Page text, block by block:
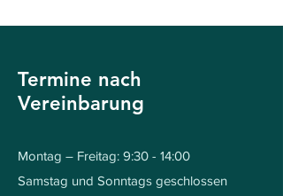
Termine nach
Vereinbarung
Montag – Freitag: 9:30 - 14:00
Samstag und Sonntags geschlossen